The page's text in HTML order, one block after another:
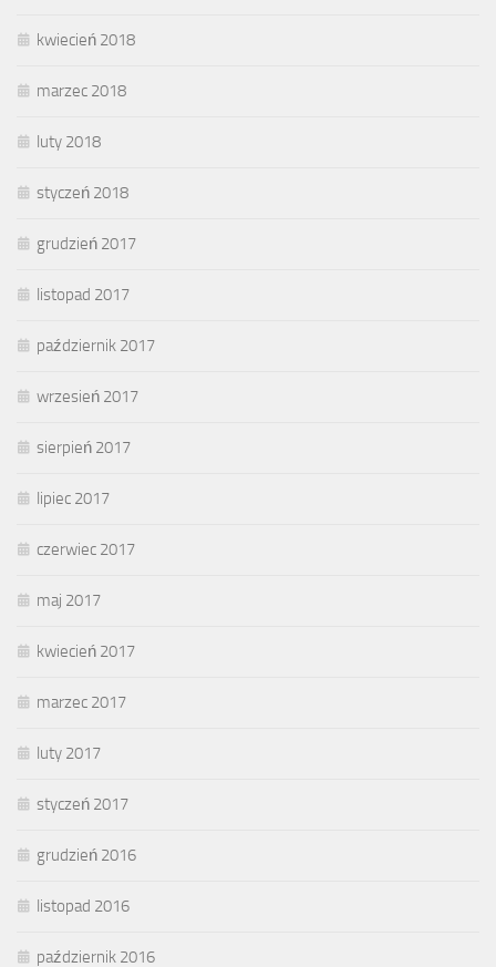
kwiecień 2018
marzec 2018
luty 2018
styczeń 2018
grudzień 2017
listopad 2017
październik 2017
wrzesień 2017
sierpień 2017
lipiec 2017
czerwiec 2017
maj 2017
kwiecień 2017
marzec 2017
luty 2017
styczeń 2017
grudzień 2016
listopad 2016
październik 2016